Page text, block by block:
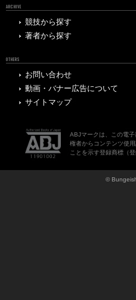
ARCHIVE
競技から探す
著者から探す
OTHERS
お問い合わせ
動画・バナー広告について
サイトマップ
ABJマークは、この電
権者からコンテンツ使
ことを示す登録商標（
©